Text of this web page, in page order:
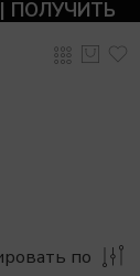
ПОЛУЧИТЬ
по